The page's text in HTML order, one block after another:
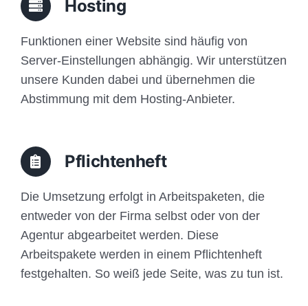
Hosting
Funktionen einer Website sind häufig von
Server-Einstellungen abhängig. Wir unterstützen
unsere Kunden dabei und übernehmen die
Abstimmung mit dem Hosting-Anbieter.
Pflichtenheft
Die Umsetzung erfolgt in Arbeitspaketen, die
entweder von der Firma selbst oder von der
Agentur abgearbeitet werden. Diese
Arbeitspakete werden in einem Pflichtenheft
festgehalten. So weiß jede Seite, was zu tun ist.